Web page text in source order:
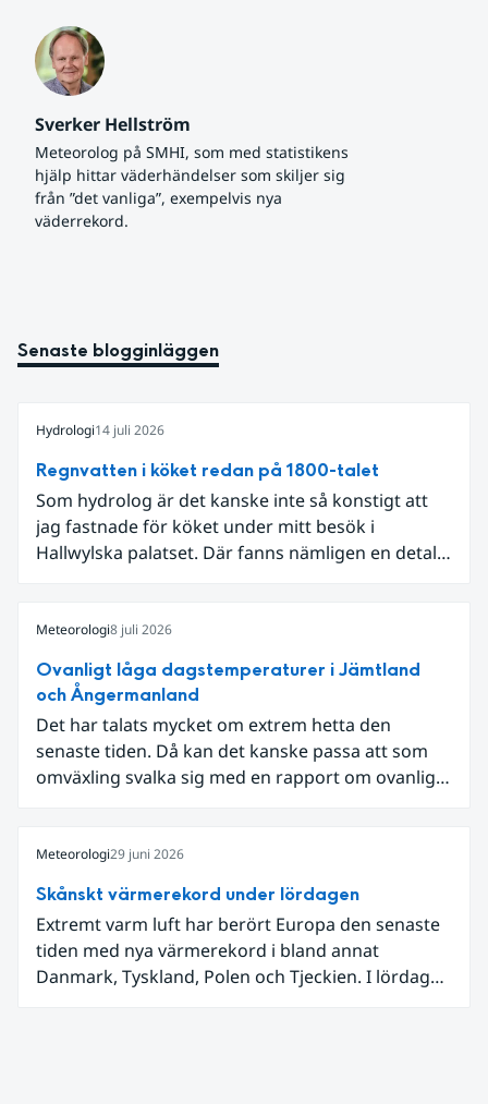
Sverker Hellström
Meteorolog på SMHI, som med statistikens
hjälp hittar väderhändelser som skiljer sig
från ”det vanliga”, exempelvis nya
väderrekord.
Senaste blogginläggen
Hydrologi14 juli 2026
Regnvatten i köket redan på 1800-talet
Som hydrolog är det kanske inte så konstigt att
jag fastnade för köket under mitt besök i
Hallwylska palatset. Där fanns nämligen en detalj
Meteorologi8 juli 2026
Ovanligt låga dagstemperaturer i Jämtland
och Ångermanland
Det har talats mycket om extrem hetta den
senaste tiden. Då kan det kanske passa att som
omväxling svalka sig med en rapport om ovanligt
Meteorologi29 juni 2026
Skånskt värmerekord under lördagen
Extremt varm luft har berört Europa den senaste
tiden med nya värmerekord i bland annat
Danmark, Tyskland, Polen och Tjeckien. I lördags